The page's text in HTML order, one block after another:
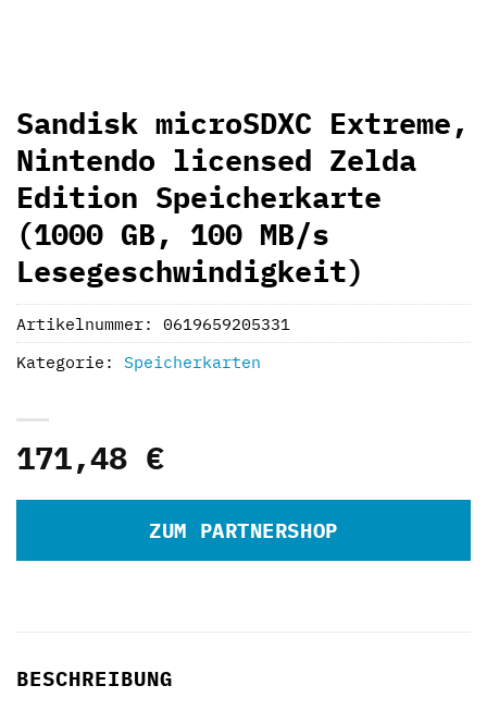
Sandisk microSDXC Extreme,
Nintendo licensed Zelda
Edition Speicherkarte
(1000 GB, 100 MB/s
Lesegeschwindigkeit)
171,48 €
ZUM PARTNERSHOP
Artikelnummer: 0619659205331
Kategorie: Speicherkarten
BESCHREIBUNG